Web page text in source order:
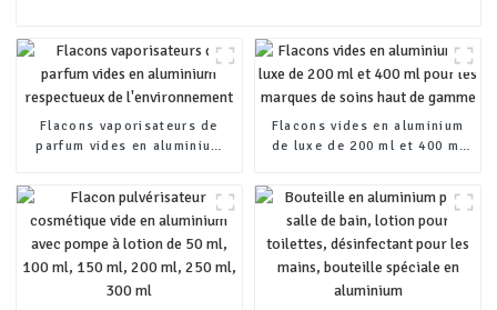
Flacons vaporisateurs de
parfum vides en aluminium
Flacons vides en aluminium
de luxe de 200 ml et 400 ml